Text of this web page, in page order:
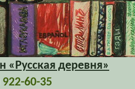
деревня»
922-60-35